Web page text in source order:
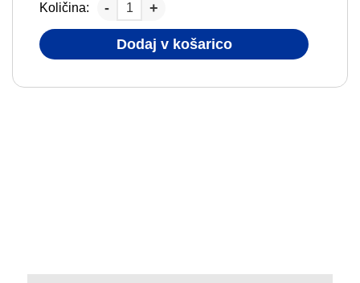
Količina:
Dodaj v košarico